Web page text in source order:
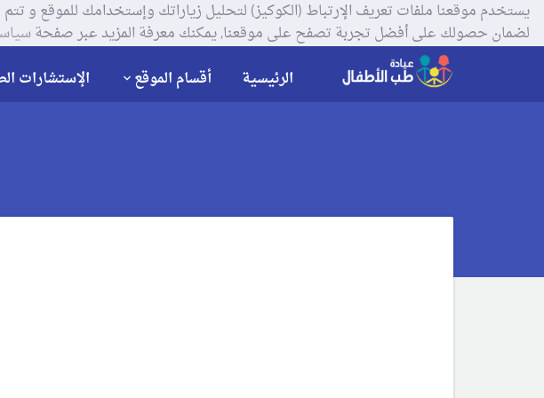
لضمان حصولك على أفضل تجربة تصفح على موقعنا, يمكنك معرفة المزيد عبر صفحة
الرئيسية أقسام الموقع الإستشارات